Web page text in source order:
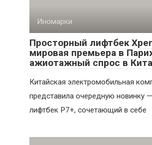
Иномарки
Просторный лифтбек
мировая премьера в
ажиотажный спрос в
Китайская электромобильная
представила очередную новинку
лифтбек P7+, сочетающий в себе